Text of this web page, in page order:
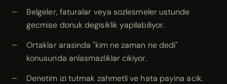
Belgeler, faturalar veya sozlesmeler ustunde
gecmise donuk degisiklik yapilabiliyor.
Ortaklar arasinda "kim ne zaman ne dedi"
konusunda anlasmazliklar cikiyor.
Denetim izi tutmak zahmetli ve hata payina acik.